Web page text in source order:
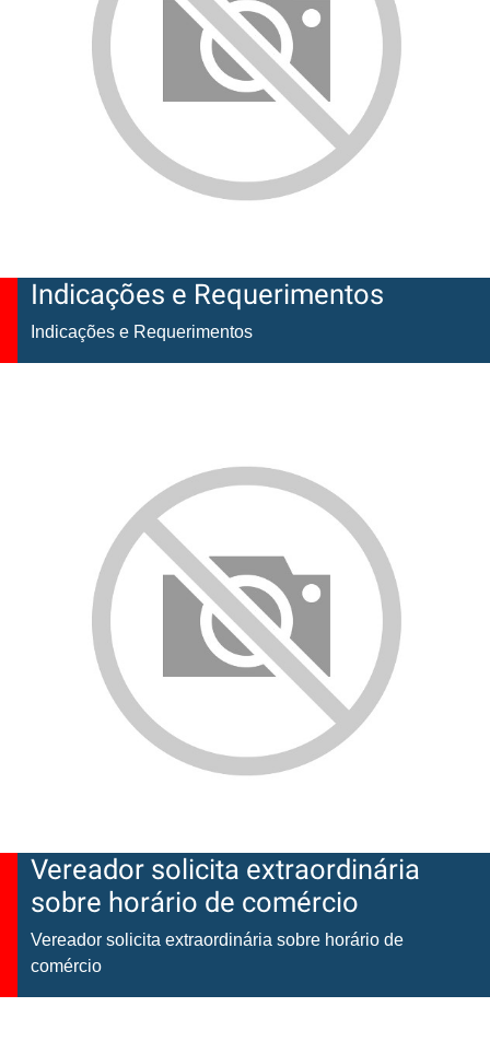
Indicações e Requerimentos
Indicações e Requerimentos
Vereador solicita extraordinária
sobre horário de comércio
Vereador solicita extraordinária sobre horário de
comércio